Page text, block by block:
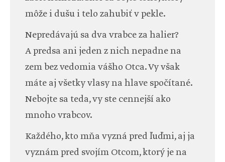
môže i dušu i telo zahubiť v pekle.
Nepredávajú sa dva vrabce za halier?
A predsa ani jeden z nich nepadne na
zem bez vedomia vášho Otca. Vy však
máte aj všetky vlasy na hlave spočítané.
Nebojte sa teda, vy ste cennejší ako
mnoho vrabcov.
Každého, kto mňa vyzná pred ľuďmi, aj ja
vyznám pred svojím Otcom, ktorý je na